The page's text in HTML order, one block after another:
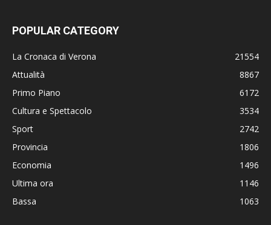
POPULAR CATEGORY
La Cronaca di Verona
21554
Attualità
8867
Primo Piano
6172
Cultura e Spettacolo
3534
Sport
2742
Provincia
1806
Economia
1496
Ultima ora
1146
Bassa
1063